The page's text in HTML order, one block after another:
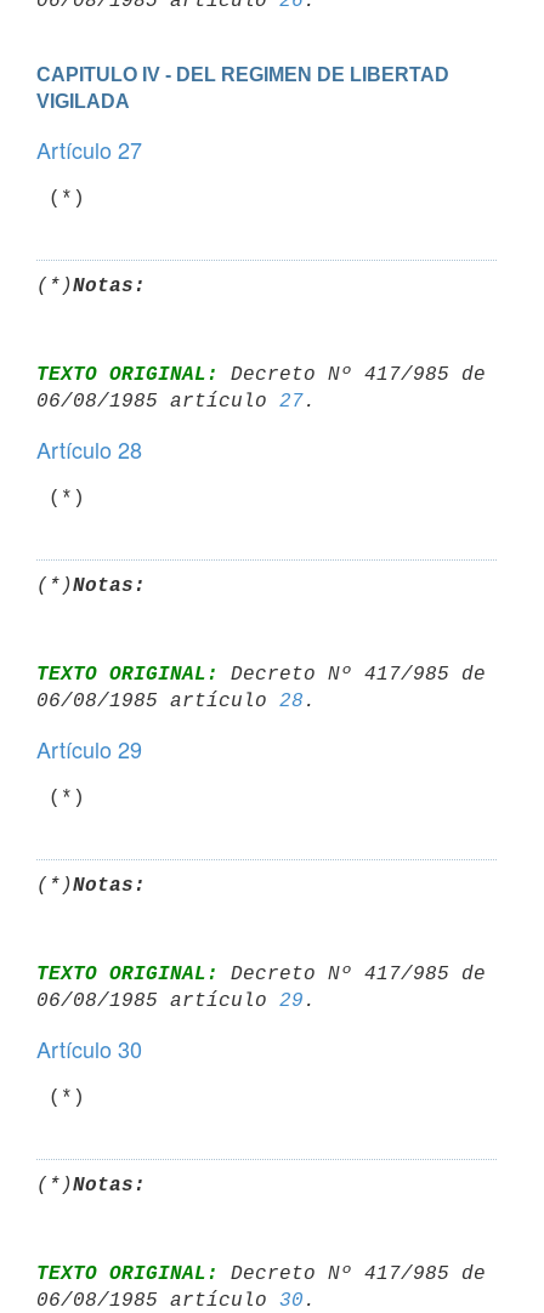
CAPITULO IV - DEL REGIMEN DE LIBERTAD
VIGILADA
Artículo 27
(*)
(*)Notas:
TEXTO ORIGINAL:
Decreto Nº 417/985 de
06/08/1985 artículo 27
Artículo 28
(*)
(*)Notas:
TEXTO ORIGINAL:
Decreto Nº 417/985 de
06/08/1985 artículo 28
Artículo 29
(*)
(*)Notas:
TEXTO ORIGINAL:
Decreto Nº 417/985 de
06/08/1985 artículo 29
Artículo 30
(*)
(*)Notas:
TEXTO ORIGINAL:
Decreto Nº 417/985 de
06/08/1985 artículo 30